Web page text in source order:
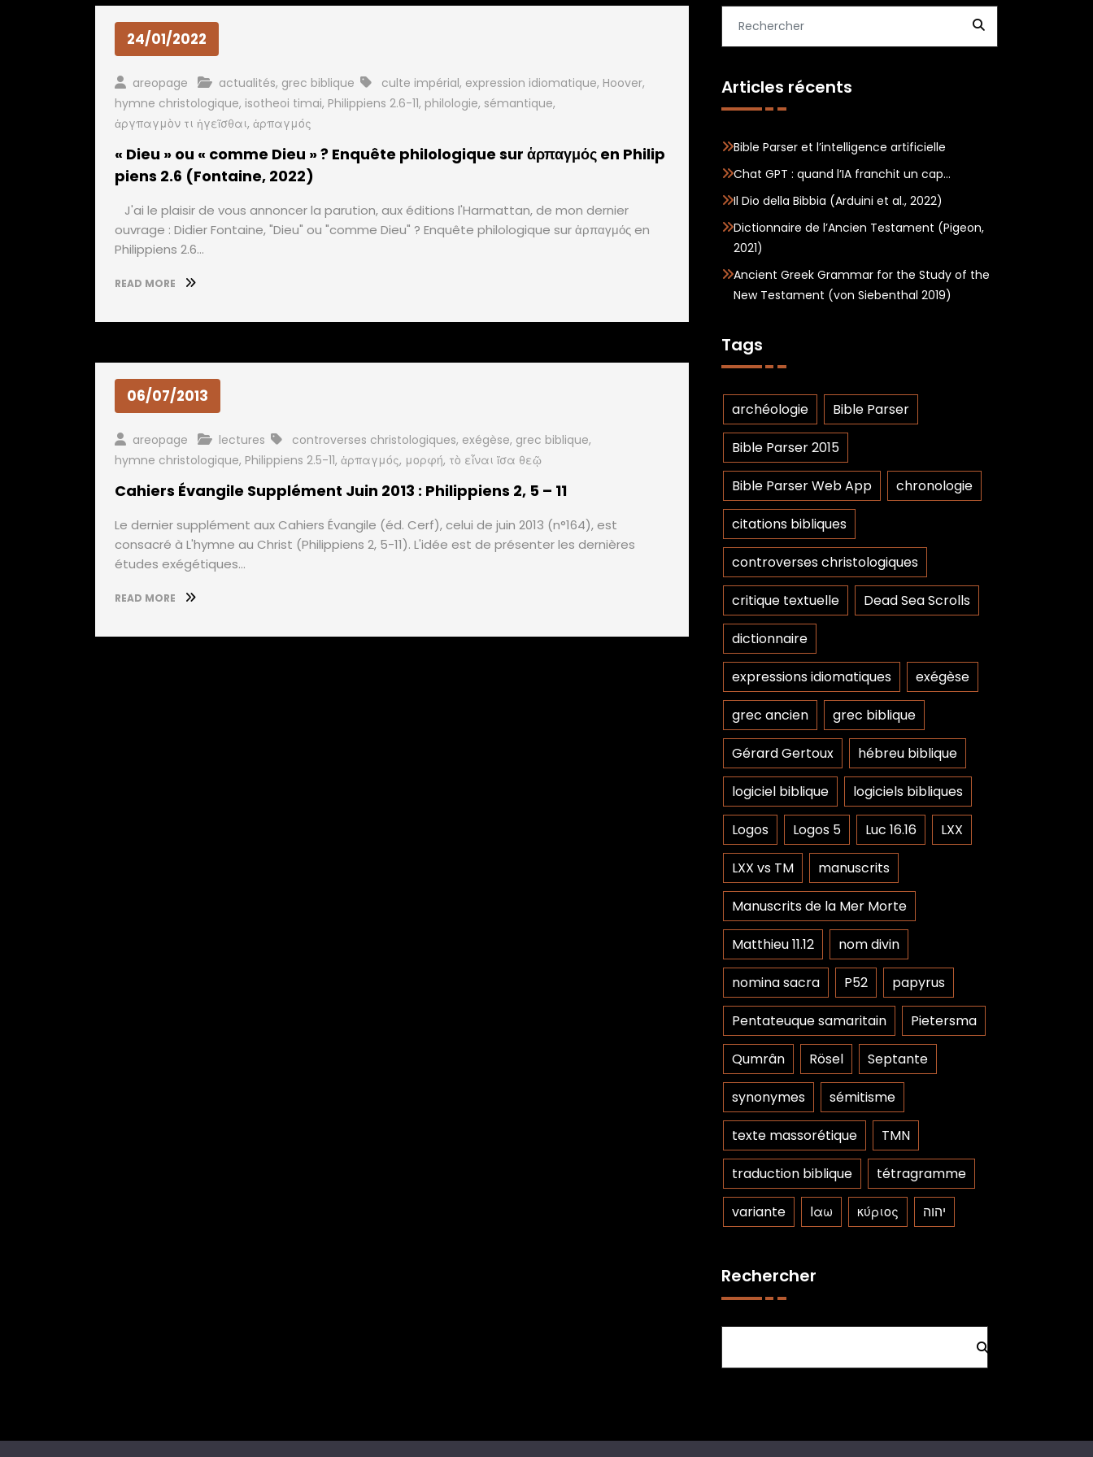
24/01/2022
areopage actualités, grec biblique culte impérial, expression idiomatique, Hoover,
hymne christologique, isotheoi timai, Philippiens 2.6-11, philologie, sémantique,
ἁργπαγμὸν τι ἡγεῖσθαι, ἁρπαγμός
« Dieu » ou « comme Dieu » ? Enquête philologique sur ἁρπαγμός en Philip
piens 2.6 (Fontaine, 2022)
J'ai le plaisir de vous annoncer la parution, aux éditions l'Harmattan, de mon dernier
ouvrage : Didier Fontaine, "Dieu" ou "comme Dieu" ? Enquête philologique sur ἁρπαγμός en
Philippiens 2.6…
READ MORE
06/07/2013
areopage lectures controverses christologiques, exégèse, grec biblique,
hymne christologique, Philippiens 2.5-11, ἁρπαγμός, μορφή, τὸ εἶναι ἴσα θεῷ
Cahiers Évangile Supplément Juin 2013 : Philippiens 2, 5 – 11
Le dernier supplément aux Cahiers Évangile (éd. Cerf), celui de juin 2013 (n°164), est
consacré à L'hymne au Christ (Philippiens 2, 5-11). L'idée est de présenter les dernières
études exégétiques…
READ MORE
Articles récents
Bible Parser et l’intelligence artificielle
Chat GPT : quand l’IA franchit un cap…
Il Dio della Bibbia (Arduini et al., 2022)
Dictionnaire de l’Ancien Testament (Pigeon,
2021)
Ancient Greek Grammar for the Study of the
New Testament (von Siebenthal 2019)
Tags
archéologie Bible Parser
Bible Parser 2015
Bible Parser Web App chronologie
citations bibliques
controverses christologiques
critique textuelle Dead Sea Scrolls
dictionnaire
expressions idiomatiques exégèse
grec ancien grec biblique
Gérard Gertoux hébreu biblique
logiciel biblique logiciels bibliques
Logos Logos 5 Luc 16.16 LXX
LXX vs TM manuscrits
Manuscrits de la Mer Morte
Matthieu 11.12 nom divin
nomina sacra P52 papyrus
Pentateuque samaritain Pietersma
Qumrân Rösel Septante
synonymes sémitisme
texte massorétique TMN
traduction biblique tétragramme
variante Ιαω κύριος יהוה
Rechercher